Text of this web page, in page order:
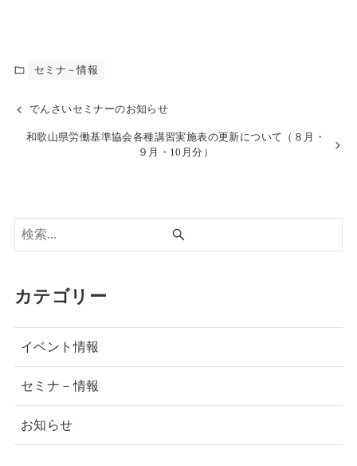
セミナ－情報
でんさいセミナーのお知らせ
和歌山県労働基準協会各種講習実施表の更新について（８月・
９月・10月分）
カテゴリー
イベント情報
セミナ－情報
お知らせ